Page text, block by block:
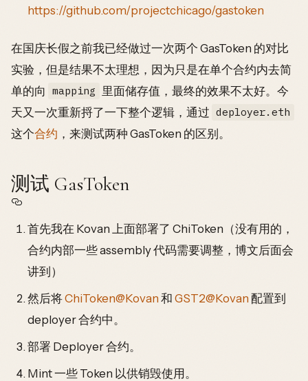
https://github.com/projectchicago/gastoken
在国庆长假之前我已经做过一次两个 GasToken 的对比
实验，但是结果不太理想，因为只是在单个合约内去简
单的向 mapping
里面储存值，最终的效果不太好。今
天又一次重新捋了一下整个逻辑，通过 deployer.eth
这个合约 ，来测试两种 GasToken 的区别。
测试 GasToken
首先我在 Kovan 上面部署了 ChiToken（没有用的，
合约内部一些 assembly 代码需要调整，博文后面会
讲到）
然后将ChiToken@Kovan 和 GST2@Kovan 配置到
deployer 合约中。
部署 Deployer 合约。
Mint 一些 Token 以供销毁使用。